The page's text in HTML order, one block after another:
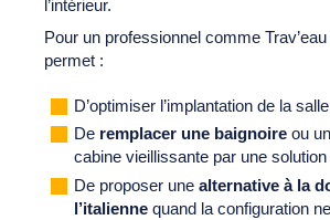
l’intérieur.
Pour un professionnel comme Trav’eau
permet :
D’optimiser l’implantation de la
De remplacer une baignoire ou
cabine vieillissante par une
De proposer une alternative à la
l’italienne quand la configuration